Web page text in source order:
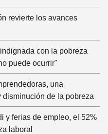
revierte los avances
con la pobreza
puede ocurrir"
una
disminución de la pobreza
y ferias de empleo, el 52%
laboral